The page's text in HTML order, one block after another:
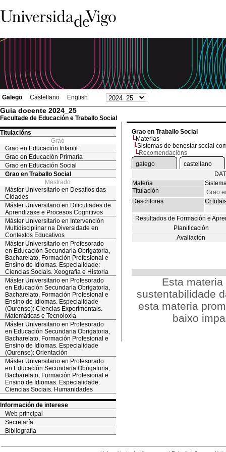
Galego Castellano English
Guia docente 2024_25
Facultade de Educación e Traballo Social
Titulacións
Grao
Grao en Educación Infantil
Grao en Educación Primaria
Grao en Educación Social
Grao en Traballo Social
Mestrado
Máster Universitario en Desafíos das
Cidades
Máster Universitario en Dificultades de
Aprendizaxe e Procesos Cognitivos
Máster Universitario en Intervención
Multidisciplinar na Diversidade en
Contextos Educativos
Máster Universitario en Profesorado
en Educación Secundaria Obrigatoria,
Bacharelato, Formación Profesional e
Ensino de Idiomas. Especialidade:
Ciencias Sociais. Xeografía e Historia
Máster Universitario en Profesorado
en Educación Secundaria Obrigatoria,
Bacharelato, Formación Profesional e
Ensino de Idiomas. Especialidade
(Ourense): Ciencias Experimentais.
Matemáticas e Tecnoloxía
Máster Universitario en Profesorado
en Educación Secundaria Obrigatoria,
Bacharelato, Formación Profesional e
Ensino de Idiomas. Especialidade
(Ourense): Orientación
Máster Universitario en Profesorado
en Educación Secundaria Obrigatoria,
Bacharelato, Formación Profesional e
Ensino de Idiomas. Especialidade:
Ciencias Sociais. Humanidades
Información de interese
Web principal
Secretaría
Bibliografía
Grao en Traballo Social
Materias
Sistemas de benestar social
Recomendacións
galego
castellano
Materia
Titulación
Grao
Descritores
Resultados de Formación e
Planificación
Avaliación
Esta
sustentabilidade
esta materia
baixo